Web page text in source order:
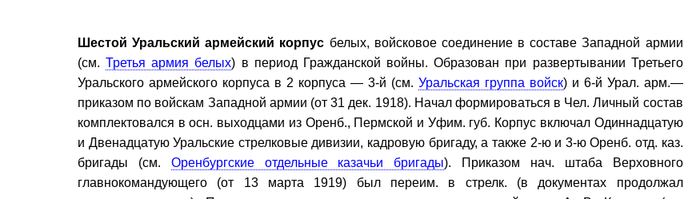
Шестой Уральский армейский корпус белых, войсковое соединение в составе Западной армии
(см.Третья армия белых) в период Гражданской войны. Образован при развертывании Третьего
Уральского армейского корпуса в 2 корпуса — 3-й (см. Уральская группа войск) и 6-й Урал. арм.—
приказом по войскам Западной армии (от 31 дек. 1918). Начал формироваться в Чел. Личный состав
комплектовался в осн. выходцами из Оренб., Пермской и Уфим. губ. Корпус включал Одиннадцатую
и Двенадцатую Уральские стрелковые дивизии, кадровую бригаду, а также 2-ю и 3-ю Оренб. отд. каз.
бригады (см. Оренбургские отдельные казачьи бригады). Приказом нач. штаба Верховного
главнокомандующего (от 13 марта 1919) был переим. в стрелк. (в документах продолжал